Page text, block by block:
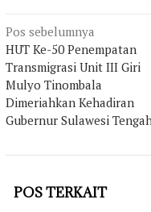
Navigasi
pos
Pos sebelumnya
HUT Ke-50 Penempatan
Transmigrasi Unit III Giri
Mulyo Tinombala
Dimeriahkan Kehadiran
Gubernur Sulawesi
POS TERKAIT